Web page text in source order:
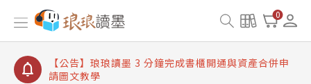
0
【公告】琅琅讀墨數位閱讀資產合併與書櫃開通申請
【公告】琅琅讀墨書櫃開通常見問題
【公告】琅琅讀墨 3 分鐘完成書櫃開通與資產合併申
請圖文教學